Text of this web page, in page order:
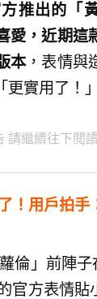
推出的「
愛，近期這
本，表情與
實用了！」
請繼續往下閱讀
！用戶拍手
倫」前陣
官方表情貼